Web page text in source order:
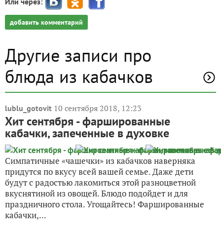
добавить комментарий
Другие записи про
блюда из кабачков
lublu_gotovit 10 сентября 2018, 12:23
Хит сентября - фаршированные
кабачки, запеченные в духовке
Симпатичные «чашечки» из кабачков наверняка
придутся по вкусу всей вашей семье. Даже дети
будут с радостью лакомиться этой разноцветной
вкуснятиной из овощей. Блюдо подойдет и для
праздничного стола. Угощайтесь! Фаршированные
кабачки,...